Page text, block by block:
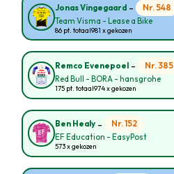
Jonas Vingegaard - Nr. 548
Team Visma - Lease a Bike
86 pt. totaal981 x gekozen
Remco Evenepoel - Nr. 385
Red Bull - BORA - hansgrohe
175 pt. totaal974 x gekozen
Ben Healy - Nr. 152
EF Education - EasyPost
573 x gekozen